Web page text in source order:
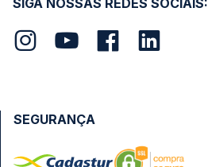
SIGA NOSSAS REDES SOCIAIS:
SEGURANÇA